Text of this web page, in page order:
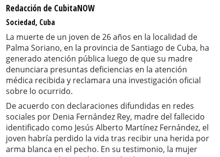
Redacción de CubitaNOW
Sociedad, Cuba
La muerte de un joven de 26 años en la localidad de
Palma Soriano, en la provincia de Santiago de Cuba, ha
generado atención pública luego de que su madre
denunciara presuntas deficiencias en la atención
médica recibida y reclamara una investigación oficial
sobre lo ocurrido.
De acuerdo con declaraciones difundidas en redes
sociales por Denia Fernández Rey, madre del fallecido
identificado como Jesús Alberto Martínez Fernández, el
joven habría perdido la vida tras recibir una herida por
arma blanca en el pecho. En su testimonio, la mujer